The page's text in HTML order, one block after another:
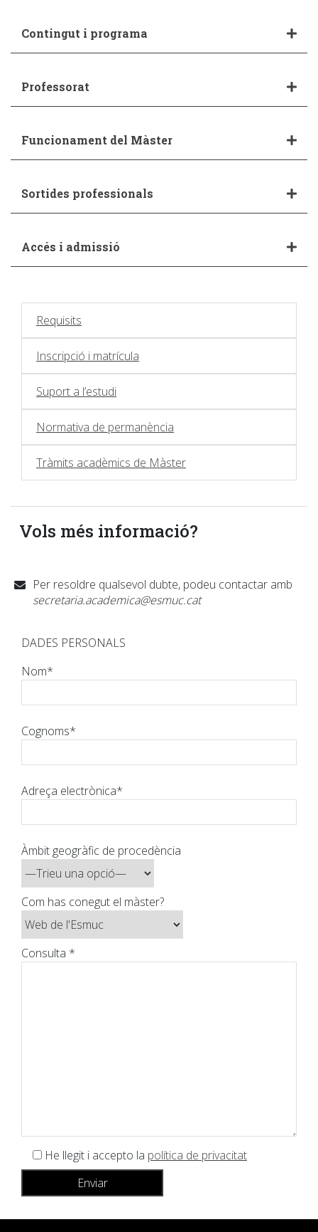
Contingut i programa
Professorat
Funcionament del Màster
Sortides professionals
Accés i admissió
Requisits
Inscripció i matrícula
Suport a l’estudi
Normativa de permanència
Tràmits acadèmics de Màster
Vols més informació?
Per resoldre qualsevol dubte, podeu contactar amb
secretaria.academica@esmuc.cat
DADES PERSONALS
Nom*
Cognoms*
Adreça electrònica*
Àmbit geogràfic de procedència
Com has conegut el màster?
Consulta *
He llegit i accepto la política de privacitat